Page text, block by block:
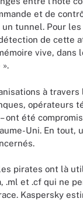
et de
un tunnel. Pour
de cette
vive, dans
à travers
opérateurs
ont été
Uni. En tout,
pirates ont là
.ml et .cf qui ne
Kaspersky